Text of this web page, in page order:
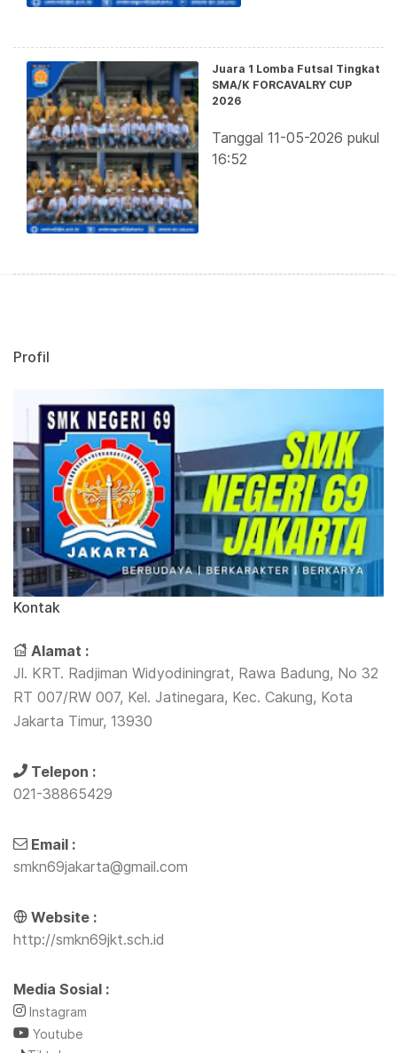
Juara 1 Lomba Futsal Tingkat
SMA/K FORCAVALRY CUP
2026
Tanggal 11-05-2026 pukul
16:52
Profil
Kontak
Alamat :
Jl. KRT. Radjiman Widyodiningrat, Rawa Badung, No 32
RT 007/RW 007, Kel. Jatinegara, Kec. Cakung, Kota
Jakarta Timur, 13930
Telepon :
021-38865429
Email :
smkn69jakarta@gmail.com
Website :
http://smkn69jkt.sch.id
Media Sosial :
Instagram
Youtube